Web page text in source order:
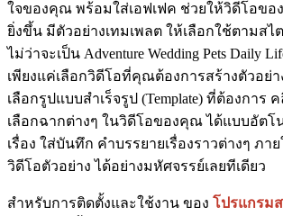
ใจของคุณ พร้อมใส่เอฟเฟค ช่วยให้วิดีโอข
ยิ่งขึ้น มีตัวอย่างเทมเพลต ให้เลือกใช้ตามส
ไม่ว่าจะเป็น Adventure Wedding Pets Daily
เพียงแค่เลือกวิดีโอที่คุณต้องการสร้างตัวอย่
เลือกรูปแบบสำเร็จรูป (Template) ที่ต้องการ
เลือกฉากต่างๆ ในวิดีโอของคุณ ได้แบบอัต
เรื่อง ใส่บันทึก คำบรรยายเรื่องราวต่างๆ ภา
วิดีโอตัวอย่าง ได้อย่างมหัศจรรย์เลยทีเดียว
สำหรับการติดตั้งและใช้งาน ของ โปรแกรมส